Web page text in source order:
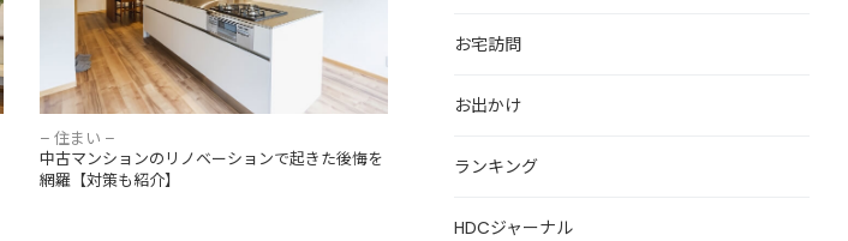
– 住まい –
中古マンションのリノベーションで起きた後悔を
網羅【対策も紹介】
お宅訪問
お出かけ
ランキング
HDCジャーナル